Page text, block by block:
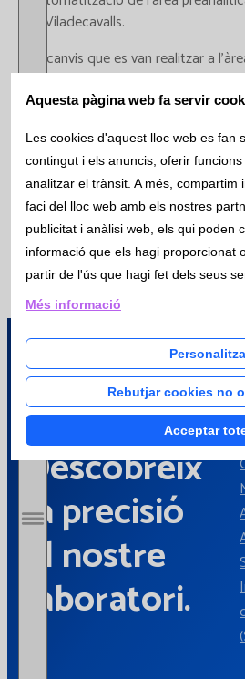
Obrir / Tancar menú
de Viladecavalls.
Els canvis que es van realitzar a
van ser; es van substituir els dos
(dedicat exclusivament a les orines i
prioritzar, realitza les aliquotes que
S'ha canviat també el mòdul
Bioquímica, instal·lant un Cobas
prestacions de l'antic mòdul MPA
capacitat d'enmagatzematge.
Catlab.
Descobreix
la precisió
al nostre
laboratori.
Aquesta pàgina web fa servir
Les cookies d'aquest lloc web es fan
contingut i els anuncis, oferir
analitzar el trànsit. A més, compartim
faci del lloc web amb els nostres
publicitat i anàlisi web, els qui poden
informació que els hagi proporcionat
partir de l'ús que hagi fet dels seus
Més informació
Rebutjar cookies no
Acceptar